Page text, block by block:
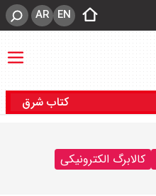
EN
AR
کتاب شرق
کالابرگ الکترونیکی